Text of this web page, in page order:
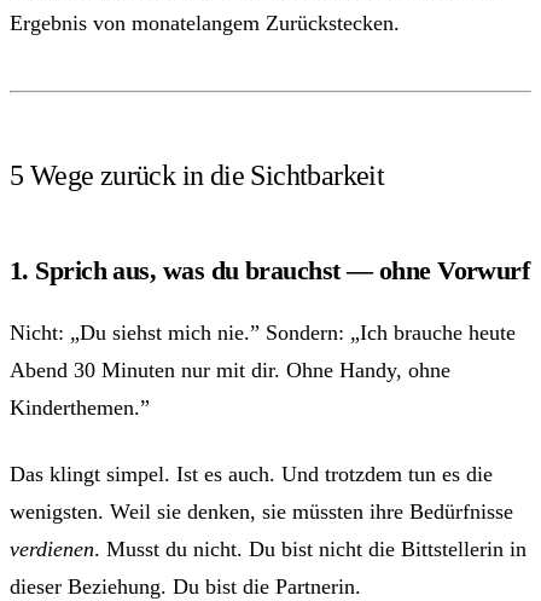
Ergebnis von monatelangem Zurückstecken.
5 Wege zurück in die Sichtbarkeit
1. Sprich aus, was du brauchst — ohne Vorwurf
Nicht: „Du siehst mich nie.” Sondern: „Ich brauche heute
Abend 30 Minuten nur mit dir. Ohne Handy, ohne
Kinderthemen.”
Das klingt simpel. Ist es auch. Und trotzdem tun es die
wenigsten. Weil sie denken, sie müssten ihre Bedürfnisse
verdienen. Musst du nicht. Du bist nicht die Bittstellerin in
dieser Beziehung. Du bist die Partnerin.